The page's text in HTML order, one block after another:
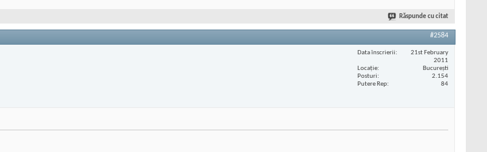
Răspunde cu citat
#2584
Data înscrierii
21st February
2011
Locaţie
București
Posturi
2.154
Putere Rep
84